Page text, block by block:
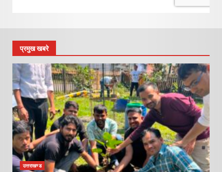
प्रमुख खबरे
उत्तराखण्ड